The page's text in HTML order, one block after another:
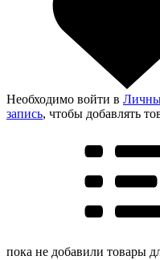
Необходимо войти в
запись, чтобы добавлять
пока не добавили товары